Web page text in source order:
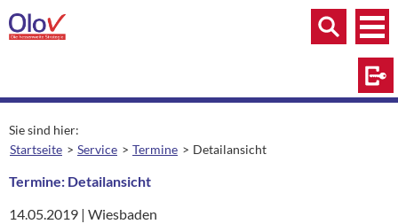
Zum Inhalt springen
Menü
Menü
Suche
Sie sind hier:
Startseite
Service Termine aktuelle Seite:
Detailansicht
Termine: Detailansicht
14.05.2019 | Ort:
Wiesbaden